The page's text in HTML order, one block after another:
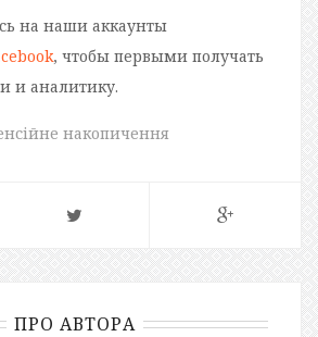
на наши аккаунты
, чтобы первыми получать
и аналитику.
накопичення
ПРО АВТОРА